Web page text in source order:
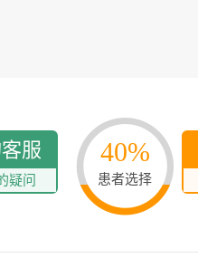
服
疑问
40%
患者选择